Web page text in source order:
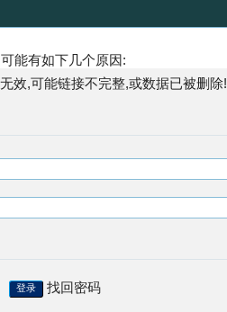
能有如下几个原因:
效,可能链接不完整,或数据已被删除!
找回密码